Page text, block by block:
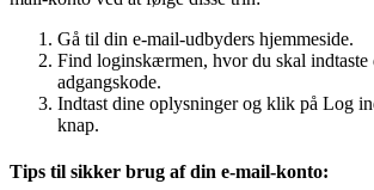
Gå til din e-mail-udbyders hjemmeside.
Find loginskærmen, hvor du skal indtaste
adgangskode.
Indtast dine oplysninger og klik på Log
knap.
Tips til sikker brug af din e-mail-konto: